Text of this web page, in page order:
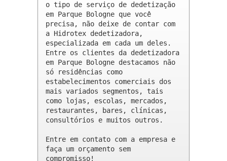
o tipo de serviço de dedetização
em Parque Bologne que você
precisa, não deixe de contar com
a Hidrotex dedetizadora,
especializada em cada um deles.
Entre os clientes da dedetizadora
em Parque Bologne destacamos não
só residências como
estabelecimentos comerciais dos
mais variados segmentos, tais
como lojas, escolas, mercados,
restaurantes, bares, clínicas,
consultórios e muitos outros.
Entre em contato com a empresa e
faça um orçamento sem
compromisso!